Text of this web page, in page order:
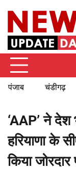
content
पंजाब चंडीगढ़
‘AAP’ ने देश
हरियाणा के
किया